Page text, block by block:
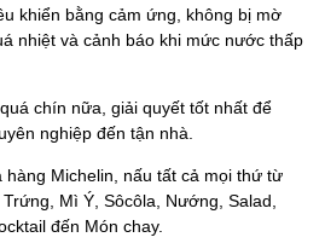
khiển bằng cảm ứng, không bị mờ
nhiệt và cảnh báo khi mức nước thấp
chín nữa, giải quyết tốt nhất để
nghiệp đến tận nhà.
Michelin, nấu tất cả mọi thứ từ
Mì Ý, Sôcôla, Nướng, Salad,
đến Món chay.